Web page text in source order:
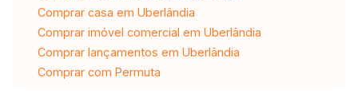
Comprar casa em Uberlândia
Comprar imóvel comercial em Uberlândia
Comprar lançamentos em Uberlândia
Comprar com Permuta